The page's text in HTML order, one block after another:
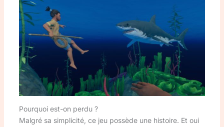
Pourquoi est-on perdu ?
Malgré sa simplicité, ce jeu possède une histoire. Et oui